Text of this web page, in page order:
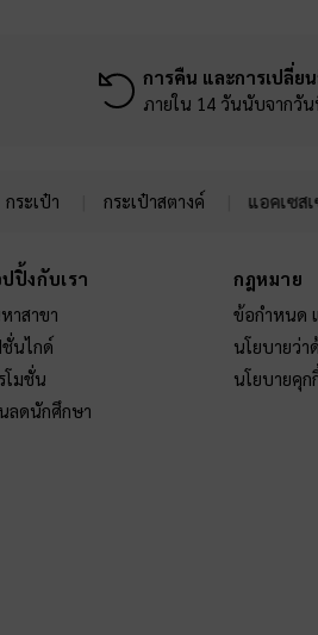
การคืน และการเปลี่ย
ภายใน 14 วันนับจากวั
กระเป๋า กระเป๋าสตางค์ แอคเซส
ปิ้งกับเรา
าสาขา
นไกด์
โมชั่น
ลดนักศึกษา
กฎหมาย
ข้อกำหนด
นโยบายว่า
นโยบายคุก